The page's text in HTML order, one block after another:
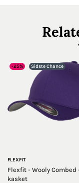
-25% Sidste Chance
FLEXFIT
Flexfit - Wooly Combed
kasket